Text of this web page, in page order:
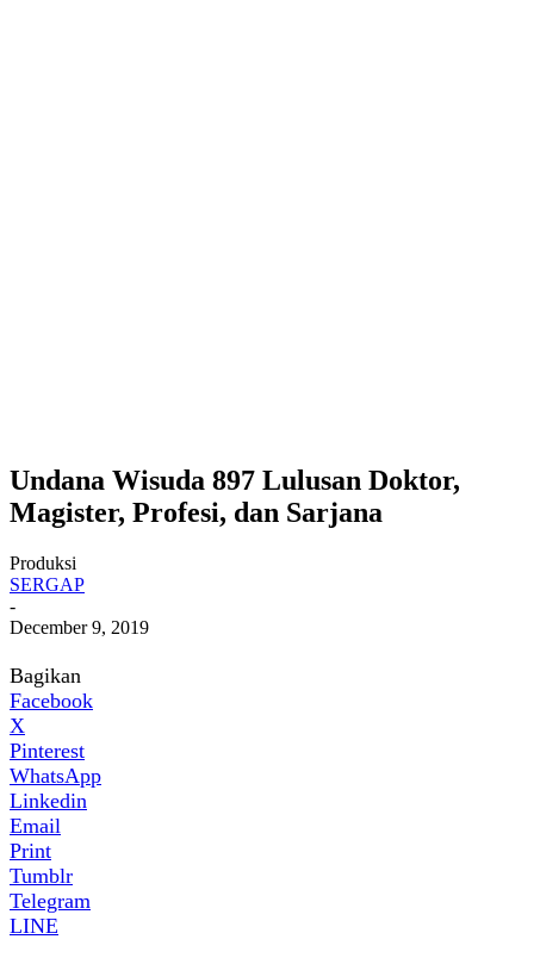
Undana Wisuda 897 Lulusan Doktor,
Magister, Profesi, dan Sarjana
Produksi
SERGAP
-
December 9, 2019
Bagikan
Facebook
X
Pinterest
WhatsApp
Linkedin
Email
Print
Tumblr
Telegram
LINE